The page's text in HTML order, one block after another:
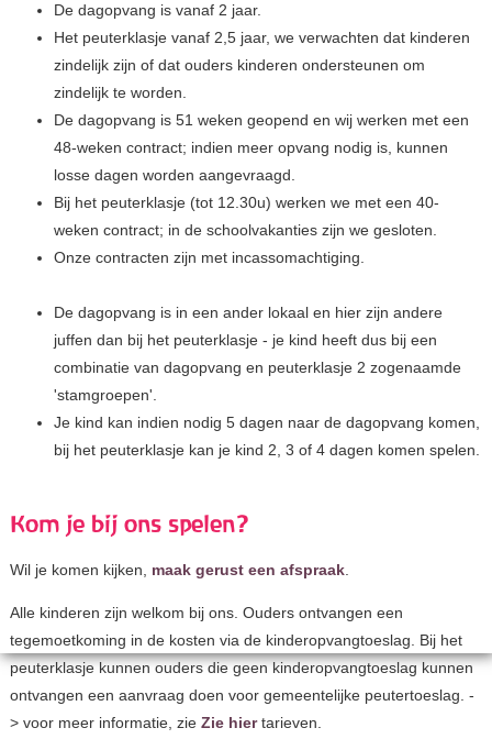
De dagopvang is vanaf 2 jaar.
Het peuterklasje vanaf 2,5 jaar, we verwachten dat kinderen
zindelijk zijn of dat ouders kinderen ondersteunen om
zindelijk te worden.
De dagopvang is 51 weken geopend en wij werken met een
48-weken contract; indien meer opvang nodig is, kunnen
losse dagen worden aangevraagd.
Bij het peuterklasje (tot 12.30u) werken we met een 40-
weken contract; in de schoolvakanties zijn we gesloten.
Onze contracten zijn met incassomachtiging.
De dagopvang is in een ander lokaal en hier zijn andere
juffen dan bij het peuterklasje - je kind heeft dus bij een
combinatie van dagopvang en peuterklasje 2 zogenaamde
'stamgroepen'.
Je kind kan indien nodig 5 dagen naar de dagopvang komen,
bij het peuterklasje kan je kind 2, 3 of 4 dagen komen spelen.
Kom je bij ons spelen?
Wil je komen kijken, maak gerust een afspraak.
Alle kinderen zijn welkom bij ons. Ouders ontvangen een
tegemoetkoming in de kosten via de kinderopvangtoeslag. Bij het
peuterklasje kunnen ouders die geen kinderopvangtoeslag kunnen
ontvangen een aanvraag doen voor gemeentelijke peutertoeslag. -
> voor meer informatie, zie Zie hiertarieven.